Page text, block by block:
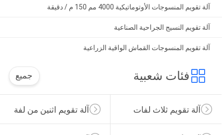
آلة تقويم المنسوجات الأوتوماتيكية 4000 مم 150 م / دقيقة
آلة تقويم النسيج الجراحية الصناعية
آلة تقويم المنسوجات القماش الواقية الزراعية
فئات شعبية جميع
آلة تقويم اثنين من لفة آلة تقويم ثلاث لفات